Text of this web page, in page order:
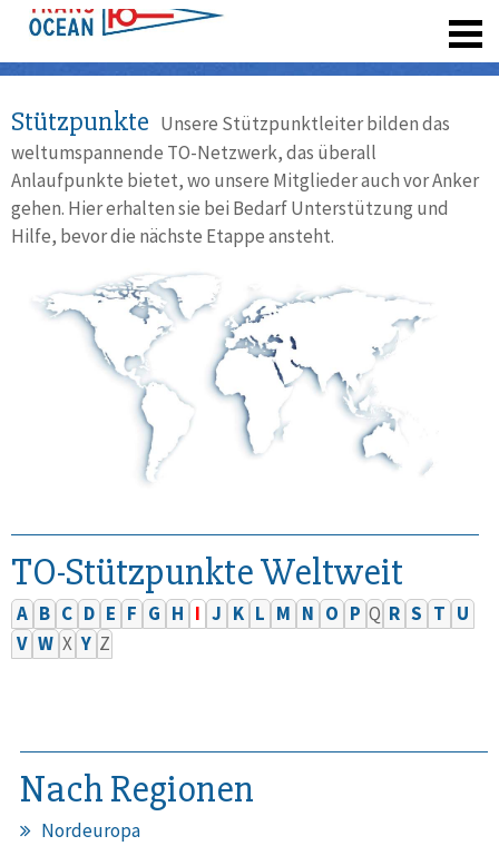
Stützpunkte Unsere Stützpunktleiter bilden das
weltumspannende TO-Netzwerk, das überall
Anlaufpunkte bietet, wo unsere Mitglieder auch vor Anker
gehen. Hier erhalten sie bei Bedarf Unterstützung und
Hilfe, bevor die nächste Etappe ansteht.
TO-Stützpunkte Weltweit
A B C D E F G H I J K L M N O P Q R S T U
V W X Y Z
Nach Regionen
Nordeuropa